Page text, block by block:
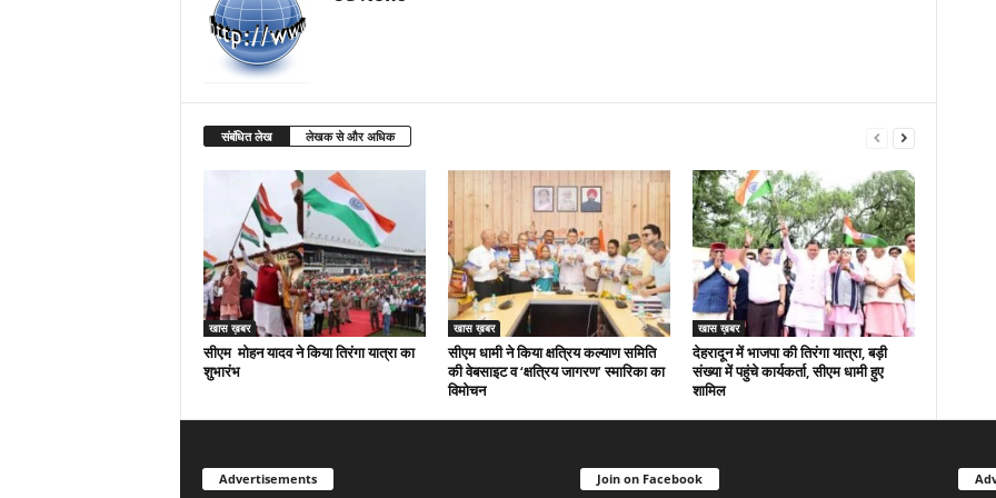
संबंधित लेख लेखक से और अधिक
खास ख़बर
सीएम मोहन यादव ने किया तिरंगा यात्रा का
शुभारंभ
खास ख़बर
सीएम धामी ने किया क्षत्रिय कल्याण समिति
की वेबसाइट व ‘क्षत्रिय जागरण’ स्मारिका का
विमोचन
खास ख़बर
देहरादून में भाजपा की तिरंगा यात्रा, बड़ी
संख्या में पहुंचे कार्यकर्ता, सीएम धामी हुए
शामिल
Advertisements Join on Facebook